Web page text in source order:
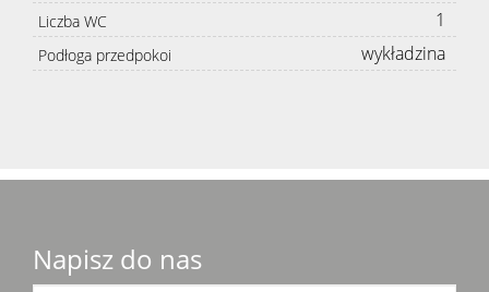
Liczba WC 1
Podłoga przedpokoi wykładzina
Napisz do nas